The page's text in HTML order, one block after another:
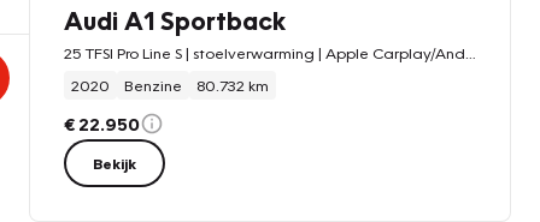
Audi A1 Sportback
2020
Benzine 80.732 km
€ 22.950
Bekijk